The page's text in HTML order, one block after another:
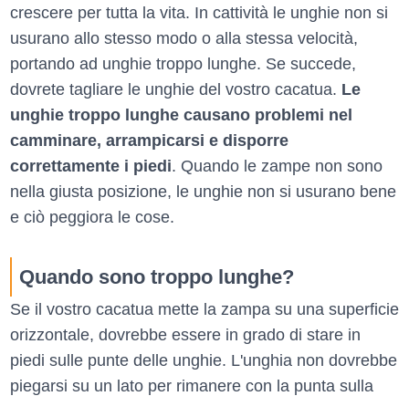
crescere per tutta la vita. In cattività le unghie non si
usurano allo stesso modo o alla stessa velocità,
portando ad unghie troppo lunghe. Se succede,
dovrete tagliare le unghie del vostro cacatua. Le
unghie troppo lunghe causano problemi nel
camminare, arrampicarsi e disporre
correttamente i piedi. Quando le zampe non sono
nella giusta posizione, le unghie non si usurano bene
e ciò peggiora le cose.
Quando sono troppo lunghe?
Se il vostro cacatua mette la zampa su una superficie
orizzontale, dovrebbe essere in grado di stare in
piedi sulle punte delle unghie. L'unghia non dovrebbe
piegarsi su un lato per rimanere con la punta sulla